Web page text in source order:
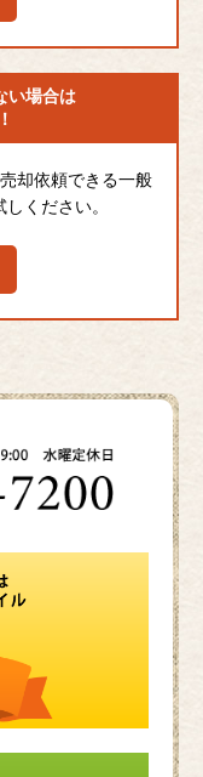
い場合は
却依頼できる一般
ください。